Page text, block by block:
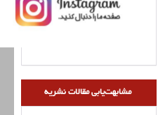
مشابهت‌یابی مقالات نشریه